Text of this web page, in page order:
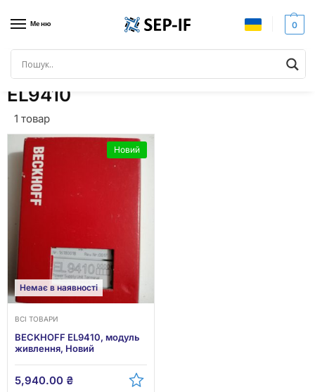
Меню 0
Головна
EL9410
1 товар
Немає в наявності
Новий
ВСІ ТОВАРИ
BECKHOFF EL9410, модуль
живлення, Новий
5,940.00 ₴